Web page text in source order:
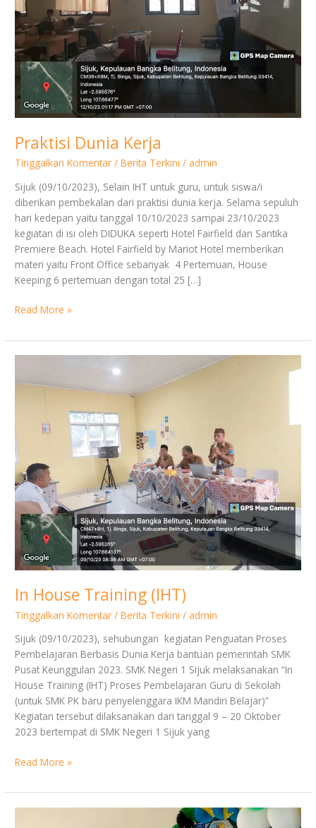
Praktisi Dunia Kerja
Tinggalkan Komentar /Berita Terkini / admin
Sijuk (09/10/2023), Selain IHT untuk guru, untuk siswa/i
diberikan pembekalan dari praktisi dunia kerja. Selama sepuluh
hari kedepan yaitu tanggal 10/10/2023 sampai 23/10/2023
kegiatan di isi oleh DIDUKA seperti Hotel Fairfield dan Santika
Premiere Beach. Hotel Fairfield by Mariot Hotel memberikan
materi yaitu Front Office sebanyak 4 Pertemuan, House
Keeping 6 pertemuan dengan total 25 […]
Read More »
In House Training (IHT)
Tinggalkan Komentar /Berita Terkini / admin
Sijuk (09/10/2023), sehubungan kegiatan Penguatan Proses
Pembelajaran Berbasis Dunia Kerja bantuan pemerintah SMK
Pusat Keunggulan 2023. SMK Negeri 1 Sijuk melaksanakan “In
House Training (IHT) Proses Pembelajaran Guru di Sekolah
(untuk SMK PK baru penyelenggara IKM Mandiri Belajar)”
Kegiatan tersebut dilaksanakan dari tanggal 9 – 20 Oktober
2023 bertempat di SMK Negeri 1 Sijuk yang
Read More »